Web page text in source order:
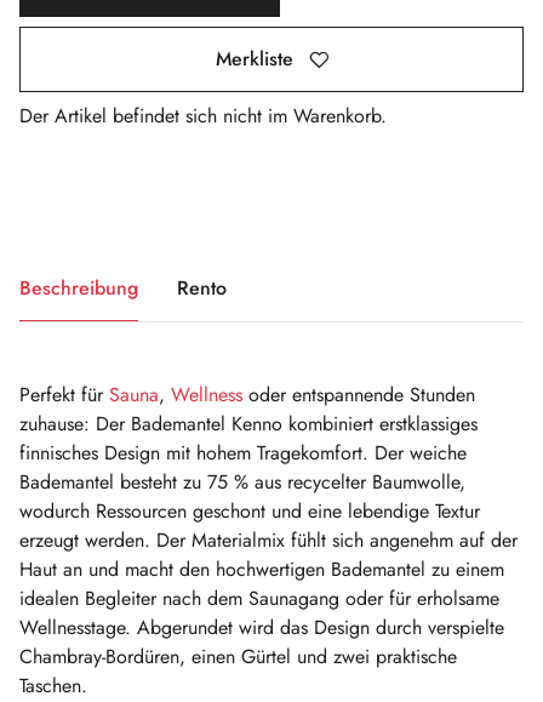
Merkliste
Der Artikel befindet sich nicht im Warenkorb.
Beschreibung Rento
Perfekt fürSauna, Wellness oder entspannende Stunden
zuhause: Der Bademantel Kenno kombiniert erstklassiges
finnisches Design mit hohem Tragekomfort. Der weiche
Bademantel besteht zu 75 % aus recycelter Baumwolle,
wodurch Ressourcen geschont und eine lebendige Textur
erzeugt werden. Der Materialmix fühlt sich angenehm auf der
Haut an und macht den hochwertigen Bademantel zu einem
idealen Begleiter nach dem Saunagang oder für erholsame
Wellnesstage. Abgerundet wird das Design durch verspielte
Chambray-Bordüren, einen Gürtel und zwei praktische
Taschen.